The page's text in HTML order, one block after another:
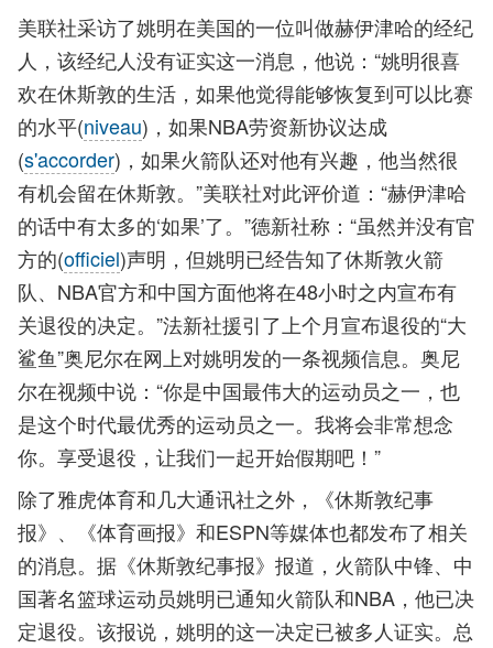
美联社采访了姚明在美国的一位叫做赫伊津哈的经纪
人，该经纪人没有证实这一消息，他说：“姚明很喜
欢在休斯敦的生活，如果他觉得能够恢复到可以比赛
的水平(niveau)，如果NBA劳资新协议达成
(s'accorder)，如果火箭队还对他有兴趣，他当然很
有机会留在休斯敦。”美联社对此评价道：“赫伊津哈
的话中有太多的‘如果’了。”德新社称：“虽然并没有官
方的(officiel)声明，但姚明已经告知了休斯敦火箭
队、NBA官方和中国方面他将在48小时之内宣布有
关退役的决定。”法新社援引了上个月宣布退役的“大
鲨鱼”奥尼尔在网上对姚明发的一条视频信息。奥尼
尔在视频中说：“你是中国最伟大的运动员之一，也
是这个时代最优秀的运动员之一。我将会非常想念
你。享受退役，让我们一起开始假期吧！”
除了雅虎体育和几大通讯社之外，《休斯敦纪事
报》、《体育画报》和ESPN等媒体也都发布了相关
的消息。据《休斯敦纪事报》报道，火箭队中锋、中
国著名篮球运动员姚明已通知火箭队和NBA，他已决
定退役。该报说，姚明的这一决定已被多人证实。总